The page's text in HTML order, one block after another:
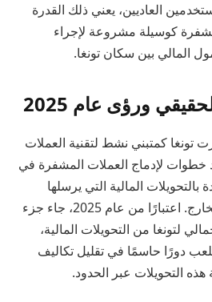
العاديين، يعني ذلك القدرة
كوسيلة مشروعة لإجراء
المالي بين سكان تونغا.
ورؤى عام 2025
تونغا كمتبني نشط لتقنية العملات
خطوات لإدماج العملات المشفرة في
بالتحويلات المالية التي يرسلها
التونغيون المقيمون في الخارج. اعتبارًا من عام 2025، جاء جزء
لتونغا من التحويلات المالية،
دورًا حاسمًا في تقليل تكاليف
التحويلات عبر الحدود.